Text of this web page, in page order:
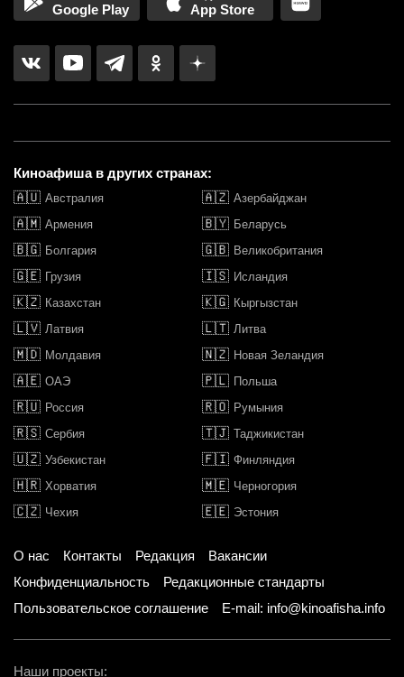
Google Play App Store
Киноафиша в других странах:
🇦🇺 Австралия 🇦🇿 Азербайджан
🇦🇲 Армения 🇧🇾 Беларусь
🇧🇬 Болгария 🇬🇧 Великобритания
🇬🇪 Грузия 🇮🇸 Исландия
🇰🇿 Казахстан 🇰🇬 Кыргызстан
🇱🇻 Латвия 🇱🇹 Литва
🇲🇩 Молдавия 🇳🇿 Новая Зеландия
🇦🇪 ОАЭ 🇵🇱 Польша
🇷🇺 Россия 🇷🇴 Румыния
🇷🇸 Сербия 🇹🇯 Таджикистан
🇺🇿 Узбекистан 🇫🇮 Финляндия
🇭🇷 Хорватия 🇲🇪 Черногория
🇨🇿 Чехия 🇪🇪 Эстония
О нас Контакты Редакция
Вакансии
Конфиденциальность
Редакционные стандарты
Пользовательское соглашение
E-mail: info@kinoafisha.info
Наши проекты: